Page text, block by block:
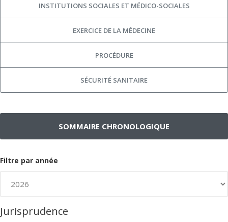
INSTITUTIONS SOCIALES ET MÉDICO-SOCIALES
EXERCICE DE LA MÉDECINE
PROCÉDURE
SÉCURITÉ SANITAIRE
SOMMAIRE CHRONOLOGIQUE
Filtre par année
Jurisprudence